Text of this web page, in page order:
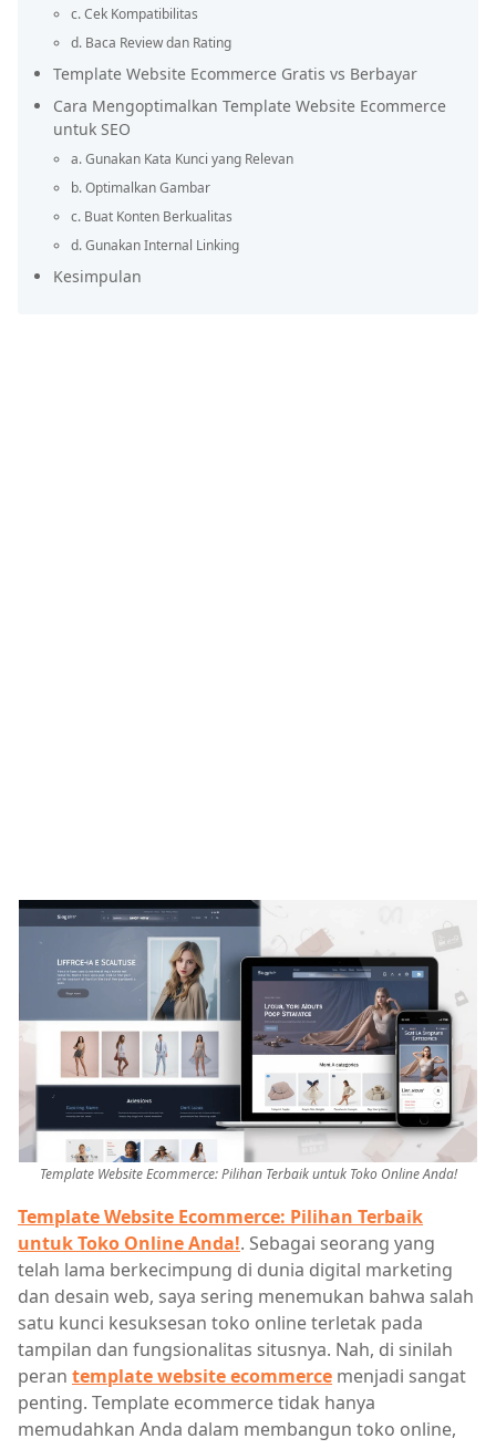
c. Cek Kompatibilitas
d. Baca Review dan Rating
Template Website Ecommerce Gratis vs Berbayar
Cara Mengoptimalkan Template Website Ecommerce
untuk SEO
a. Gunakan Kata Kunci yang Relevan
b. Optimalkan Gambar
c. Buat Konten Berkualitas
d. Gunakan Internal Linking
Kesimpulan
Template Website Ecommerce: Pilihan Terbaik untuk Toko Online Anda!
Template Website Ecommerce: Pilihan Terbaik
untuk Toko Online Anda!. Sebagai seorang yang
telah lama berkecimpung di dunia digital marketing
dan desain web, saya sering menemukan bahwa salah
satu kunci kesuksesan toko online terletak pada
tampilan dan fungsionalitas situsnya. Nah, di sinilah
peran template website ecommerce menjadi sangat
penting. Template ecommerce tidak hanya
memudahkan Anda dalam membangun toko online,